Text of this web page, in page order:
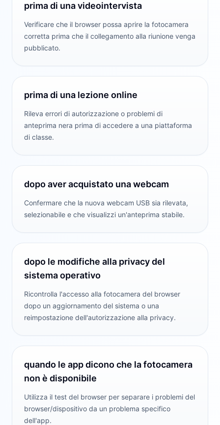
prima di una videointervista
Verificare che il browser possa aprire la fotocamera
corretta prima che il collegamento alla riunione venga
pubblicato.
prima di una lezione online
Rileva errori di autorizzazione o problemi di
anteprima nera prima di accedere a una piattaforma
di classe.
dopo aver acquistato una webcam
Confermare che la nuova webcam USB sia rilevata,
selezionabile e che visualizzi un'anteprima stabile.
dopo le modifiche alla privacy del
sistema operativo
Ricontrolla l'accesso alla fotocamera del browser
dopo un aggiornamento del sistema o una
reimpostazione dell'autorizzazione alla privacy.
quando le app dicono che la fotocamera
non è disponibile
Utilizza il test del browser per separare i problemi del
browser/dispositivo da un problema specifico
dell'app.